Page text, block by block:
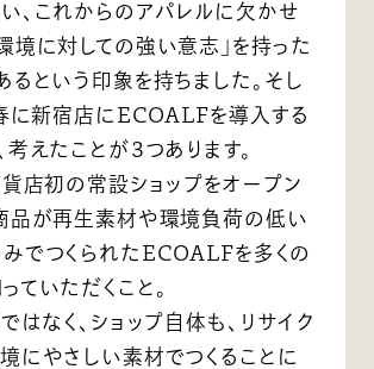
、これからのアパレルに欠かせ
境に対しての強い意志」を持った
るという印象を持ちました。そし
に新宿店にECOALFを導入する
考えたことが３つあります。
店初の常設ショップをオープン
品が再生素材や環境負荷の低い
でつくられたECOALFを多くの
ていただくこと。
はなく、ショップ自体も、リサイク
にやさしい素材でつくることに